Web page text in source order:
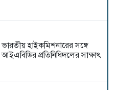
ভারতীয় হাইক‌মিশনা‌রের স‌ঙ্গে
আইএবিডির প্রতি‌নি‌ধিদ‌লের সাক্ষাৎ